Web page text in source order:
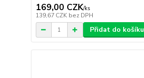
169,00 CZK/ks
139,67 CZK bez DPH
Přidat do košíku